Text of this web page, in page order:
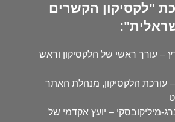
"לקסיקון הקשרים
– עורך ראשי של הלקסיקון וראש
הלקסיקון, מנהלת האתר
מיליקובסקי – יועץ אקדמי של